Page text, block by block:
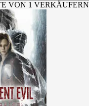
VON 1 VERKÄUFERN